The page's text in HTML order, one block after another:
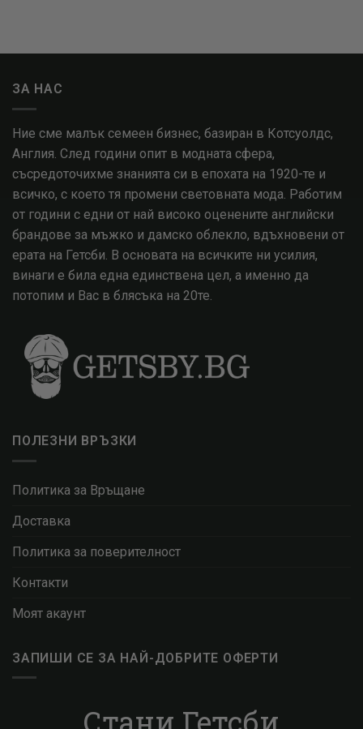
ЗА НАС
Ние сме малък семеен бизнес, базиран в Котсуолдс,
Англия. След години опит в модната сфера,
съсредоточихме знанията си в епохата на 1920-те и
всичко, с което тя промени световната мода. Работим
от години с едни от най високо оценените английски
брандове за мъжко и дамско облекло, вдъхновени от
ерата на Гетсби. В основата на всичките ни усилия,
винаги е била една единствена цел, а именно да
потопим и Вас в блясъка на 20те.
ПОЛЕЗНИ ВРЪЗКИ
Политика за Връщане
Доставка
Политика за поверителност
Контакти
Моят акаунт
ЗАПИШИ СЕ ЗА НАЙ-ДОБРИТЕ ОФЕРТИ